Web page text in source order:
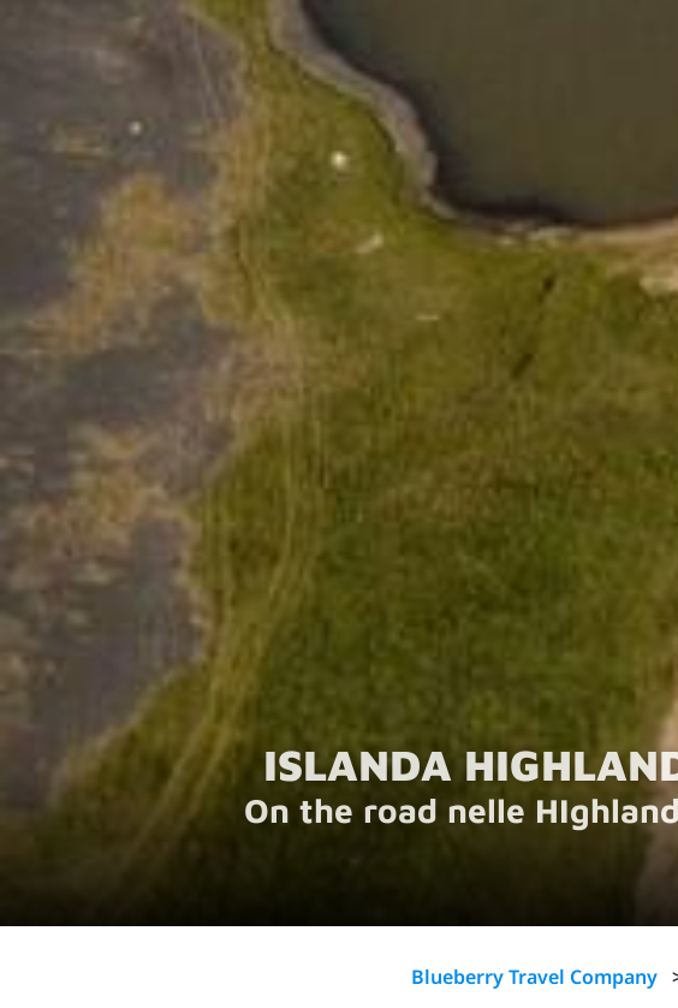
ISLANDA
On the road nelle
Blueberry Travel Company